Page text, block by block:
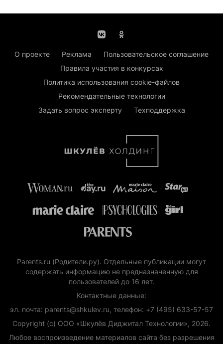
О проекте Реклама
Пользовательское соглашение
Правила участия в конкурсах
Политика использования cookie-файлов
Рекомендательные технологии
Задать вопрос эксперту
Техподдержка
Parents.ru (Родители.ру). Отдельные публикации могут
содержать информацию не предназначенную для
пользователей до 16 лет.
Контактные данные:
эл. почта: parents@shkulev.ru, телефон: +7 (495) 633-57-57
Copyright (с) ООО «Шкулёв Диджитал Технологии», 2026.
Любое воспроизведение материалов сайта без разрешения